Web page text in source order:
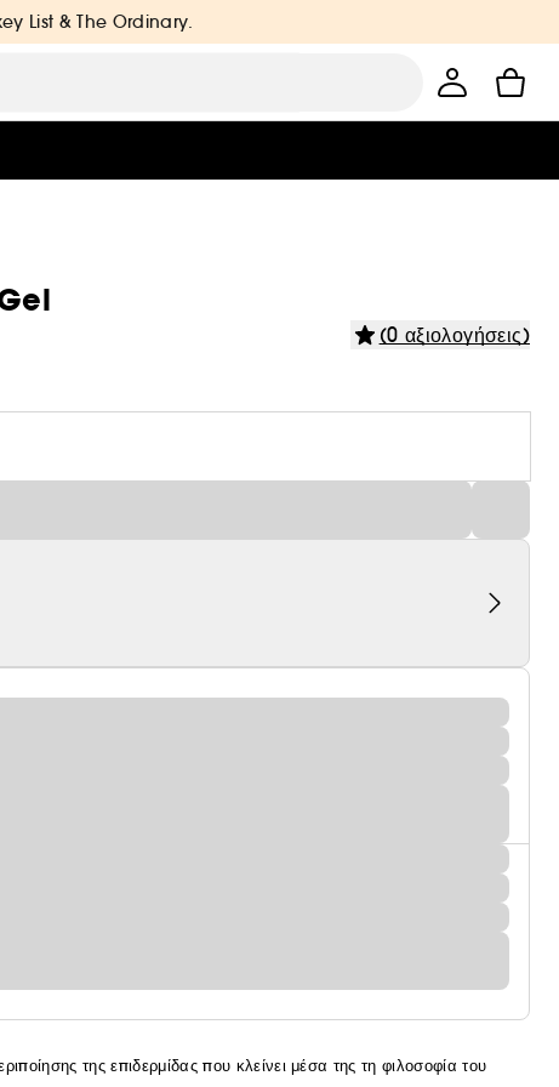
List & The Ordinary.
(0 αξιολογήσεις)
της επιδερμίδας που κλείνει μέσα της τη φιλοσοφία του